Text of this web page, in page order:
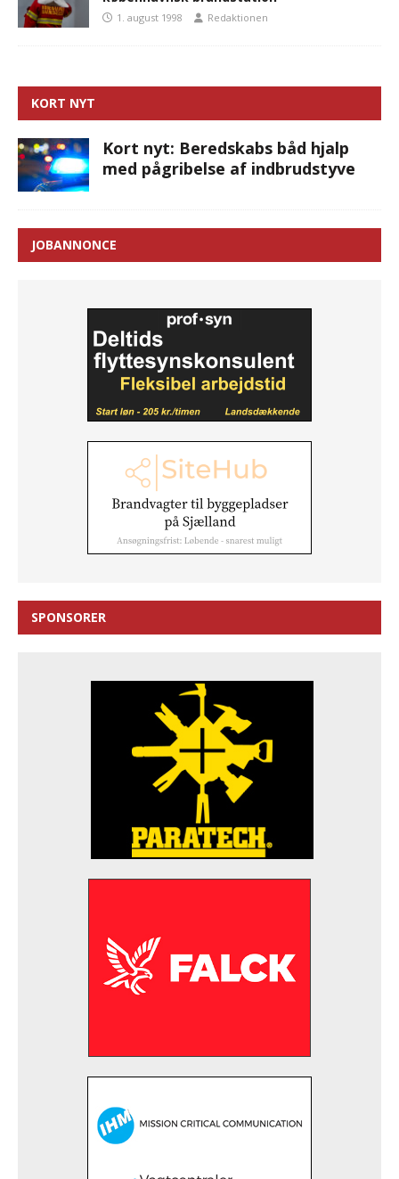
1. august 1998 Redaktionen
KORT NYT
Kort nyt: Beredskabs båd hjalp
med pågribelse af indbrudstyve
JOBANNONCE
SPONSORER